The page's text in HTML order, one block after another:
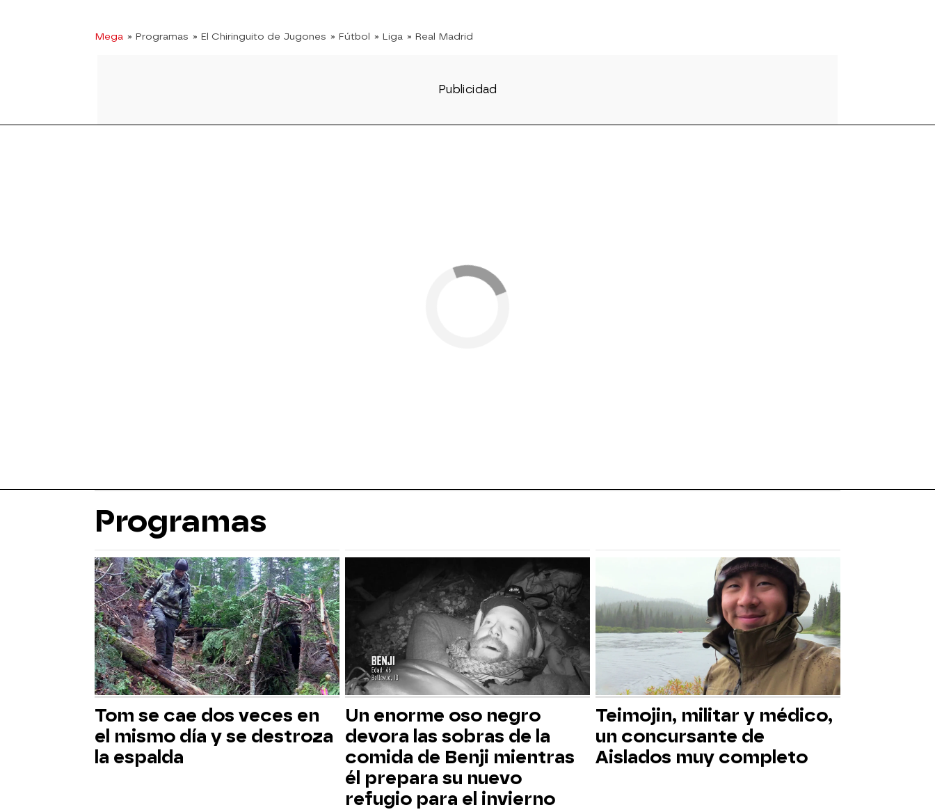
Mega » Programas » El Chiringuito de Jugones » Fútbol » Liga » Real Madrid
Programas
Tom se cae dos veces en
el mismo día y se destroza
la espalda
Un enorme oso negro
devora las sobras de la
comida de Benji mientras
él prepara su nuevo
refugio para el invierno
Teimojin, militar y médico,
un concursante de
Aislados muy completo